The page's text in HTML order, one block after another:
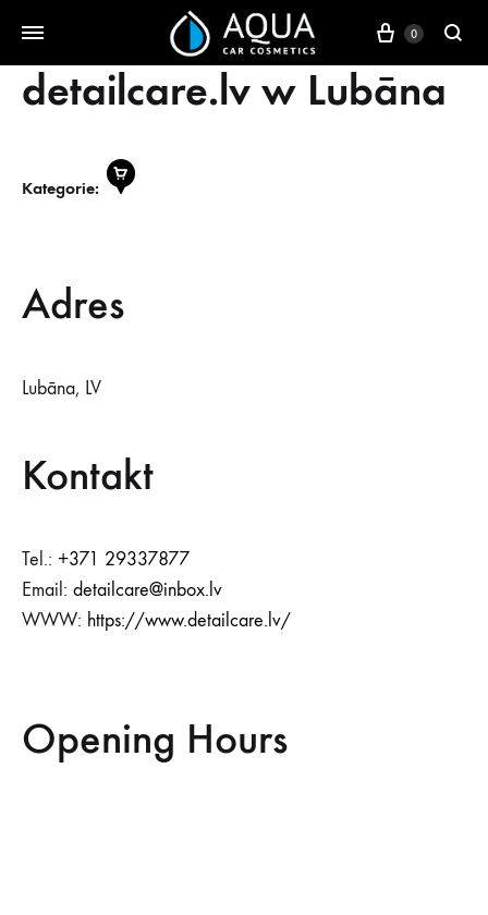
Koszyk
0
detailcare.lv w Lubāna
Kategorie:
Adres
Lubāna, LV
Kontakt
Tel.: +371 29337877
Email: detailcare@inbox.lv
WWW: https://www.detailcare.lv/
Opening Hours